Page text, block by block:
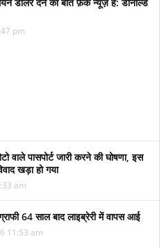
pm
वाले पासपोर्ट जारी करने की घोषणा, इस
खड़ा हो गया
am
64 साल बाद लाइब्रेरी में वापस आई
11:53 am